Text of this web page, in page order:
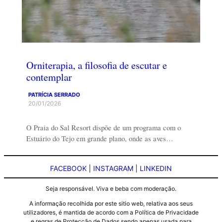
Orniterapia, a filosofia de escutar e
contemplar
PATRÍCIA SERRADO
20/01/2026
O Praia do Sal Resort dispõe de um programa com o
Estuário do Tejo em grande plano, onde as aves…
FACEBOOK INSTAGRAM LINKEDIN
Seja responsável. Viva e beba com moderação.
A informação recolhida por este sitio web, relativa aos seus
utilizadores, é mantida de acordo com a Política de Privacidade